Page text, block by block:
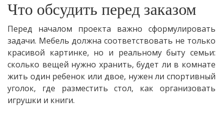
Что обсудить перед заказом
Перед началом проекта важно сформулировать
задачи. Мебель должна соответствовать не только
красивой картинке, но и реальному быту семьи:
сколько вещей нужно хранить, будет ли в комнате
жить один ребенок или двое, нужен ли спортивный
уголок, где разместить стол, как организовать
игрушки и книги.